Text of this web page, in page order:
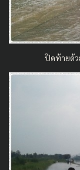
ปิดท้ายด้ว